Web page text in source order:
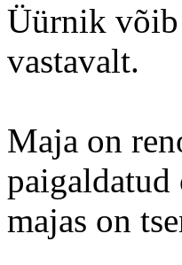
Üürnik võib
vastavalt.
Maja on
paigaldatud
majas on